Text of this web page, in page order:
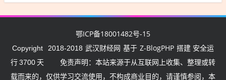
鄂ICP备18001482号-15
Copyright 2018-2018 武汉财经网 基于 Z-BlogPHP 搭建 安全运
行3700 天
免责声明：本站来源于从互联网上收集、整理或转
载而来的，仅供学习交流使用，不构成商业目的，请谨慎参阅，本